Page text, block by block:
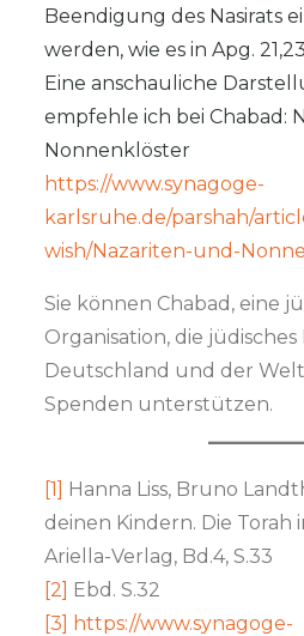
Beendigung des Nasirats
werden, wie es in Apg.
Eine anschauliche
empfehle ich bei Chabad:
Nonnenklöster
https://www.synagoge-
karlsruhe.de/parshah/
wish/Nazariten-und-
Sie können Chabad, eine
Organisation, die jüdisches
Deutschland und der
Spenden unterstützen.
[1] Hanna Liss, Bruno
deinen Kindern. Die Torah
Ariella-Verlag, Bd.4, S.33
[2] Ebd. S.32
[3] https://www.synagoge-